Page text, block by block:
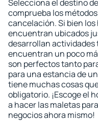
Selecciona el destino
comprueba los
cancelación. Si bien
encuentran ubicados
desarrollan
encuentran un poco
son perfectos tanto
para una estancia de
tiene muchas cosas
obligatorio. ¡Escoge el
a hacer las maletas
negocios ahora mismo!